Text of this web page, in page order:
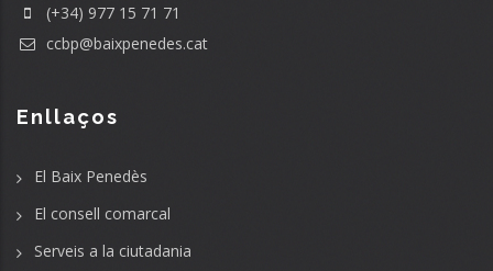
(+34) 977 15 71 71
ccbp@baixpenedes.cat
Enllaços
El Baix Penedès
El consell comarcal
Serveis a la ciutadania